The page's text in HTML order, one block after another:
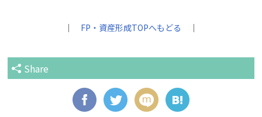
｜ FP・資産形成TOPへもどる ｜
Share